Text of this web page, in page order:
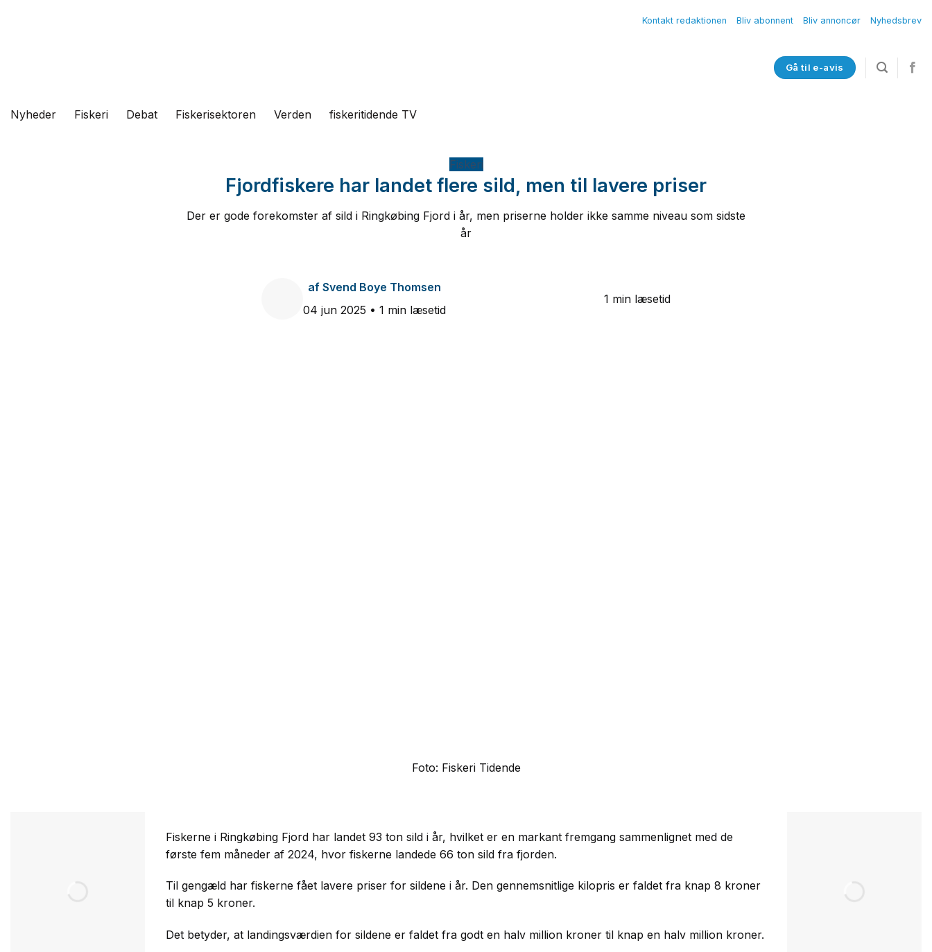
Kontakt redaktionen Bliv abonnent Bliv annoncør Nyhedsbrev
Gå til e-avis
Nyheder Fiskeri Debat Fiskerisektoren Verden fiskeritidende TV
Fiskeri
Fjordfiskere har landet flere sild, men til lavere priser
Der er gode forekomster af sild i Ringkøbing Fjord i år, men priserne holder ikke samme niveau som sidste
år
af Svend Boye Thomsen
04 jun 2025 • 1 min læsetid
1 min læsetid
Foto: Fiskeri Tidende
Fiskerne i Ringkøbing Fjord har landet 93 ton sild i år, hvilket er en markant fremgang sammenlignet med de
første fem måneder af 2024, hvor fiskerne landede 66 ton sild fra fjorden.
Til gengæld har fiskerne fået lavere priser for sildene i år. Den gennemsnitlige kilopris er faldet fra knap 8 kroner
til knap 5 kroner.
Det betyder, at landingsværdien for sildene er faldet fra godt en halv million kroner til knap en halv million kroner.